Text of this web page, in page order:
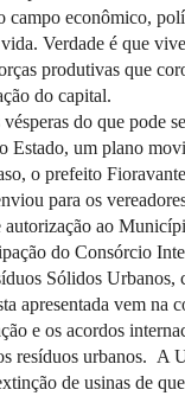
campo econômico,
Verdade é que
produtivas que
do capital.
vésperas do que pode
Estado, um plano
o prefeito
para os
autorização ao
do Consórcio
Sólidos Urbanos,
apresentada vem na
e os acordos
resíduos urbanos. A
de usinas de